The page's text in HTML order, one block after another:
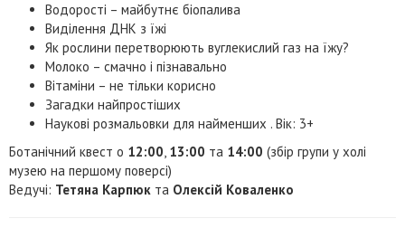
Водорості – майбутнє біопалива
Виділення ДНК з їжі
Як рослини перетворюють вуглекислий газ на їжу?
Молоко – смачно і пізнавально
Вітаміни – не тільки корисно
Загадки найпростіших
Наукові розмальовки для найменших . Вік: 3+
Ботанічний квест о 12:00, 13:00 та 14:00 (збір групи у холі
музею на першому поверсі)
Ведучі: Тетяна Карпюк та Олексій Коваленко